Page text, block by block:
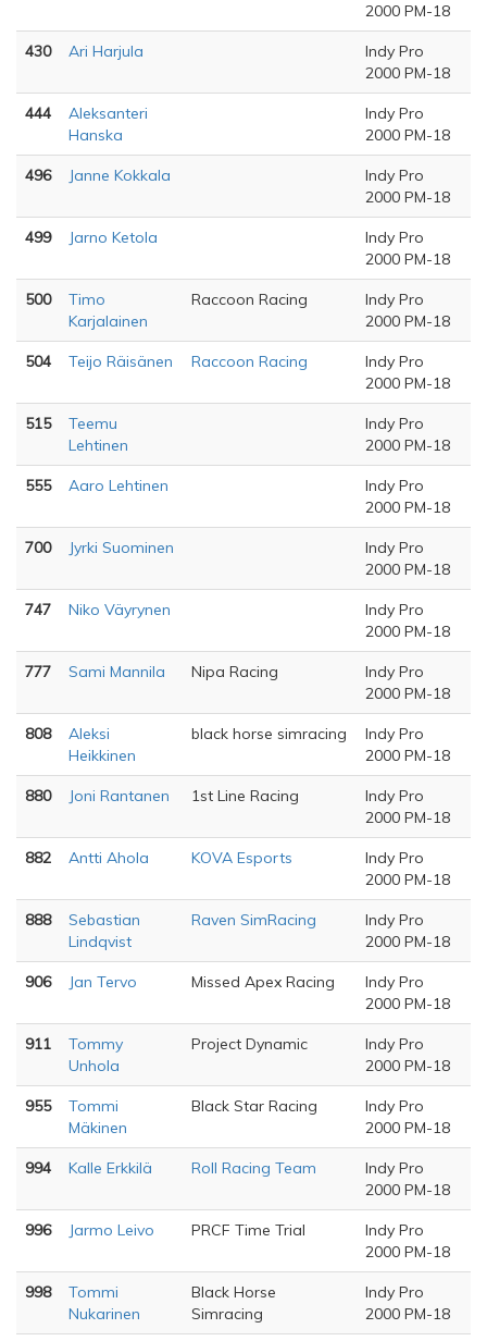
2000 PM-18
430 Ari Harjula
Indy Pro
2000 PM-18
444
Aleksanteri
Hanska
Indy Pro
2000 PM-18
496 Janne Kokkala
Indy Pro
2000 PM-18
499 Jarno Ketola
Indy Pro
2000 PM-18
500
Timo
Karjalainen
Raccoon Racing
Indy Pro
2000 PM-18
504 Teijo Räisänen Raccoon Racing
Indy Pro
2000 PM-18
515
Teemu
Lehtinen
Indy Pro
2000 PM-18
555 Aaro Lehtinen
Indy Pro
2000 PM-18
700 Jyrki Suominen
Indy Pro
2000 PM-18
747 Niko Väyrynen
Indy Pro
2000 PM-18
777 Sami Mannila Nipa Racing
Indy Pro
2000 PM-18
808
Aleksi
Heikkinen
black horse simracing
Indy Pro
2000 PM-18
880 Joni Rantanen 1st Line Racing
Indy Pro
2000 PM-18
882 Antti Ahola KOVA Esports
Indy Pro
2000 PM-18
888
Sebastian
Lindqvist
Raven SimRacing
Indy Pro
2000 PM-18
906 Jan Tervo Missed Apex Racing
Indy Pro
2000 PM-18
911
Tommy
Unhola
Project Dynamic
Indy Pro
2000 PM-18
955
Tommi
Mäkinen
Black Star Racing
Indy Pro
2000 PM-18
994 Kalle Erkkilä Roll Racing Team
Indy Pro
2000 PM-18
996 Jarmo Leivo PRCF Time Trial
Indy Pro
2000 PM-18
998
Tommi
Nukarinen
Black Horse
Simracing
Indy Pro
2000 PM-18